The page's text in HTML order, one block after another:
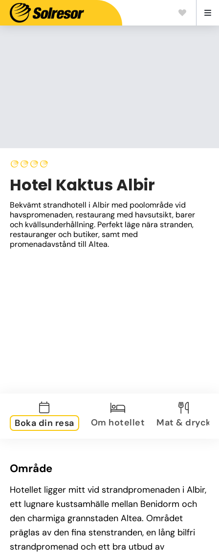
Hotel Kaktus Albir
Bekvämt strandhotell i Albir med poolområde vid
havspromenaden, restaurang med havsutsikt, barer
och kvällsunderhållning. Perfekt läge nära stranden,
restauranger och butiker, samt med
promenadavstånd till Altea.
Boka din resa Om hotellet Mat & dryck
Område
Hotellet ligger mitt vid strandpromenaden i Albir,
ett lugnare kustsamhälle mellan Benidorm och
den charmiga grannstaden Altea. Området
präglas av den fina stenstranden, en lång bilfri
strandpromenad och ett bra utbud av